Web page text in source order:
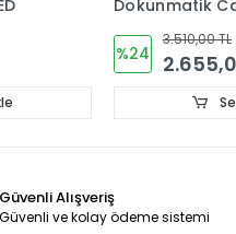
(4G) Ekran
%23
5.805,00 TL
Güvenli Alışveriş
Güvenli ve kolay ödeme sistemi